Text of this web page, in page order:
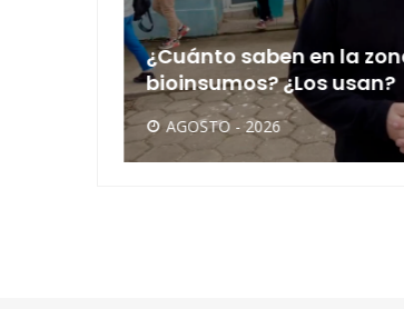
¿Cuánto saben en la
bioinsumos? ¿Los usan?
AGOSTO - 2026